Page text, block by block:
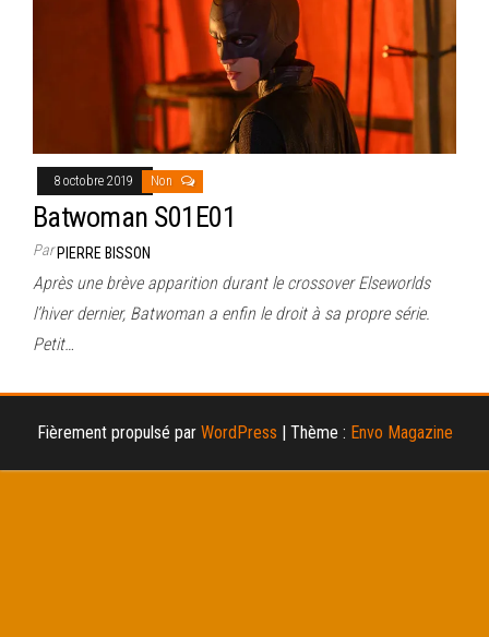
8 octobre 2019 Non
Batwoman S01E01
ParPIERRE BISSON
Après une brève apparition durant le crossover Elseworlds
l’hiver dernier, Batwoman a enfin le droit à sa propre série.
Petit…
Fièrement propulsé par WordPress | Thème : Envo Magazine